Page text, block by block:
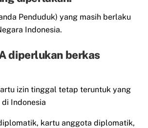
Penduduk) yang masih berlaku
Indonesia.
diperlukan berkas
izin tinggal tetap teruntuk yang
Indonesia
kartu anggota diplomatik,